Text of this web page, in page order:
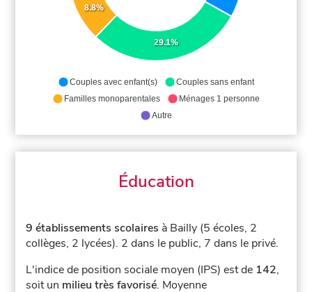
29.1%
8.8%
Couples avec enfant(s)
Couples sans enfant
Familles monoparentales
Ménages 1 personne
Autre
Éducation
9 établissements scolaires à Bailly (5 écoles, 2
collèges, 2 lycées). 2 dans le public, 7 dans le privé.
L'indice de position sociale moyen (IPS) est de 142,
soit un milieu très favorisé. Moyenne